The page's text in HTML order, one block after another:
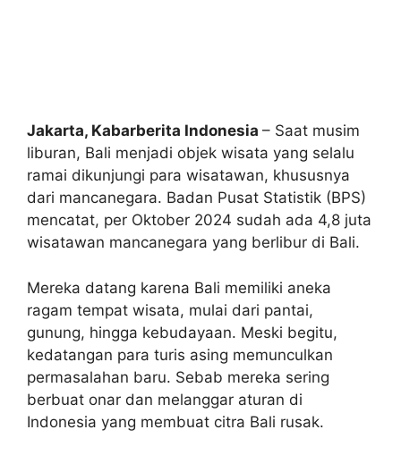
Jakarta, Kabarberita Indonesia – Saat musim
liburan, Bali menjadi objek wisata yang selalu
ramai dikunjungi para wisatawan, khususnya
dari mancanegara. Badan Pusat Statistik (BPS)
mencatat, per Oktober 2024 sudah ada 4,8 juta
wisatawan mancanegara yang berlibur di Bali.
Mereka datang karena Bali memiliki aneka
ragam tempat wisata, mulai dari pantai,
gunung, hingga kebudayaan. Meski begitu,
kedatangan para turis asing memunculkan
permasalahan baru. Sebab mereka sering
berbuat onar dan melanggar aturan di
Indonesia yang membuat citra Bali rusak.